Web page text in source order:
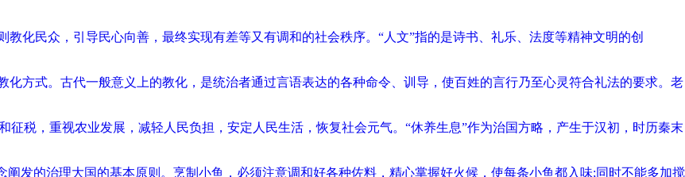
化民众，引导民心向善，最终实现有差等又有调和的社会秩序。“人文”指的是诗书、礼乐、法度等精神文明的创
化方式。古代一般意义上的教化，是统治者通过言语表达的各种命令、训导，使百姓的言行乃至心灵符合礼法的要求。老
税，重视农业发展，减轻人民负担，安定人民生活，恢复社会元气。“休养生息”作为治国方略，产生于汉初，时历秦末
发的治理大国的基本原则。烹制小鱼，必须注意调和好各种佐料，精心掌握好火候，使每条小鱼都入味;同时不能多加搅